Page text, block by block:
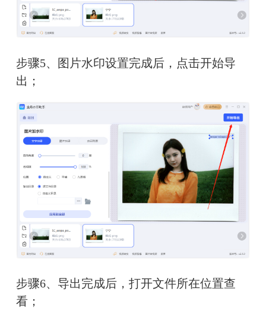
步骤5、图片水印设置完成后，点击开始导
出；
步骤6、导出完成后，打开文件所在位置查
看；